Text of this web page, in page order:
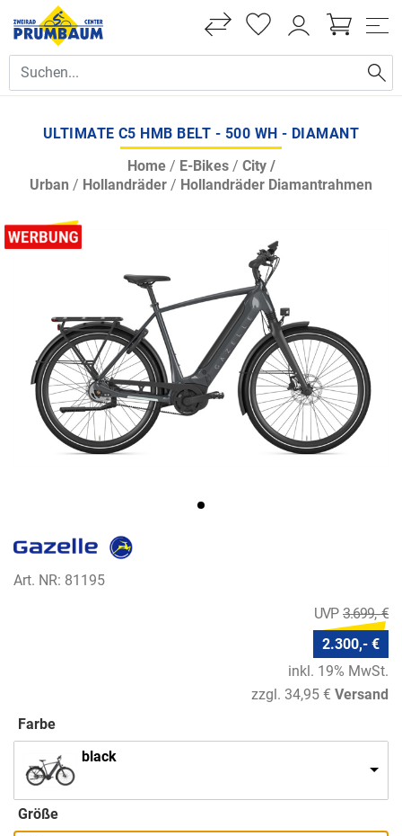
ULTIMATE C5 HMB BELT - 500 WH - DIAMANT
Home/ E-Bikes/ City /
Urban / Hollandräder / Hollandräder Diamantrahmen
Art. NR: 81195
3.699,- €
2.300,- €
inkl. 19% MwSt.
zzgl. 34,95 € Versand
Farbe
black
Größe